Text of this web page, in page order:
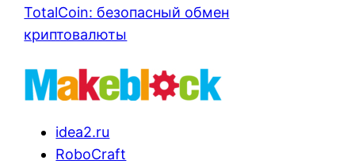
TotalCoin: безопасный обмен
криптовалюты
idea2.ru
RoboCraft